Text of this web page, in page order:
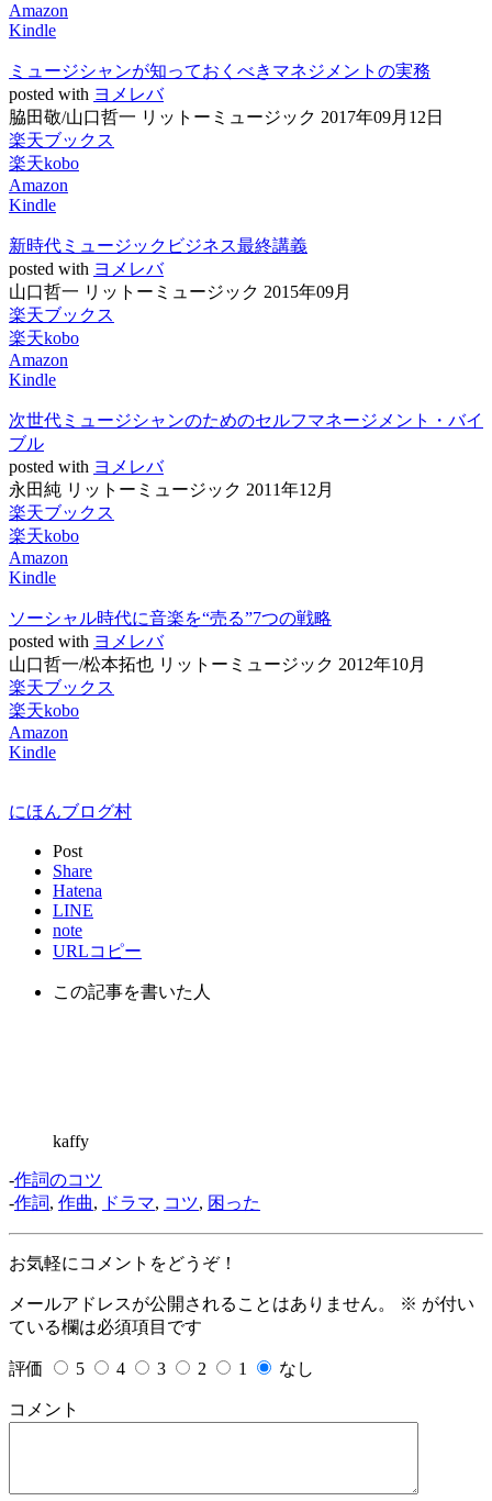
Amazon
Kindle
ミュージシャンが知っておくべきマネジメントの実務
posted with ヨメレバ
脇田敬/山口哲一 リットーミュージック 2017年09月12日
楽天ブックス
楽天kobo
Amazon
Kindle
新時代ミュージックビジネス最終講義
posted with ヨメレバ
山口哲一 リットーミュージック 2015年09月
楽天ブックス
楽天kobo
Amazon
Kindle
次世代ミュージシャンのためのセルフマネージメント・バイ
ブル
posted with ヨメレバ
永田純 リットーミュージック 2011年12月
楽天ブックス
楽天kobo
Amazon
Kindle
ソーシャル時代に音楽を“売る”7つの戦略
posted with ヨメレバ
山口哲一/松本拓也 リットーミュージック 2012年10月
楽天ブックス
楽天kobo
Amazon
Kindle
にほんブログ村
Post
Share
Hatena
LINE
note
URLコピー
この記事を書いた人
kaffy
-作詞のコツ
-作詞, 作曲, ドラマ, コツ, 困った
お気軽にコメントをどうぞ！
メールアドレスが公開されることはありません。 ※ が付い
ている欄は必須項目です
評価 5 4 3 2 1 なし
コメント